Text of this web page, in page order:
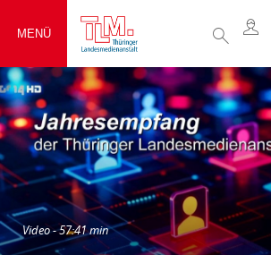
MENÜ
Video - 57:41 min